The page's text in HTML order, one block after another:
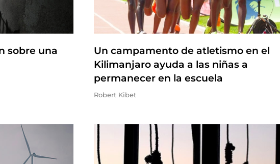
sobre una
Un campamento de atletismo en el
Kilimanjaro ayuda a las niñas a
permanecer en la escuela
Robert Kibet